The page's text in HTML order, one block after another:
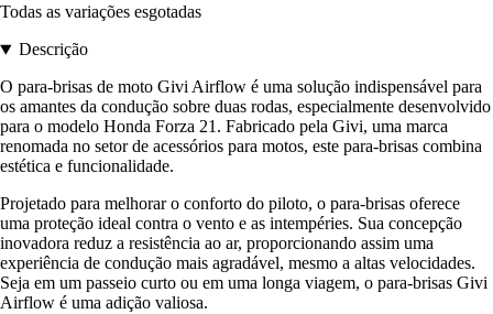
Todas as variações esgotadas
Descrição
O para-brisas de moto Givi Airflow é uma solução indispensável para
os amantes da condução sobre duas rodas, especialmente desenvolvido
para o modelo Honda Forza 21. Fabricado pela Givi, uma marca
renomada no setor de acessórios para motos, este para-brisas combina
estética e funcionalidade.
Projetado para melhorar o conforto do piloto, o para-brisas oferece
uma proteção ideal contra o vento e as intempéries. Sua concepção
inovadora reduz a resistência ao ar, proporcionando assim uma
experiência de condução mais agradável, mesmo a altas velocidades.
Seja em um passeio curto ou em uma longa viagem, o para-brisas Givi
Airflow é uma adição valiosa.